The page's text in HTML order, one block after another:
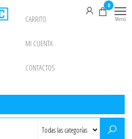
CARRITO
MI CUENTA
CONTACTOS
0
Menú